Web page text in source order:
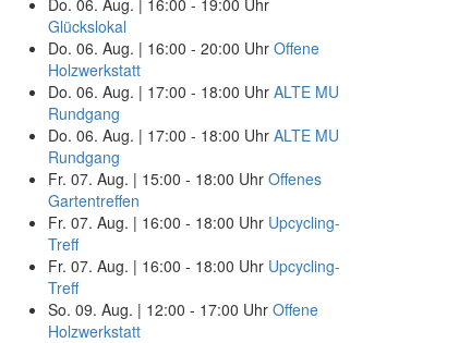
Do. 06. Aug. | 16:00 - 19:00 Uhr
Glückslokal
Do. 06. Aug. | 16:00 - 20:00 Uhr Offene
Holzwerkstatt
Do. 06. Aug. | 17:00 - 18:00 Uhr ALTE MU
Rundgang
Do. 06. Aug. | 17:00 - 18:00 Uhr ALTE MU
Rundgang
Fr. 07. Aug. | 15:00 - 18:00 Uhr Offenes
Gartentreffen
Fr. 07. Aug. | 16:00 - 18:00 Uhr Upcycling-
Treff
Fr. 07. Aug. | 16:00 - 18:00 Uhr Upcycling-
Treff
So. 09. Aug. | 12:00 - 17:00 Uhr Offene
Holzwerkstatt